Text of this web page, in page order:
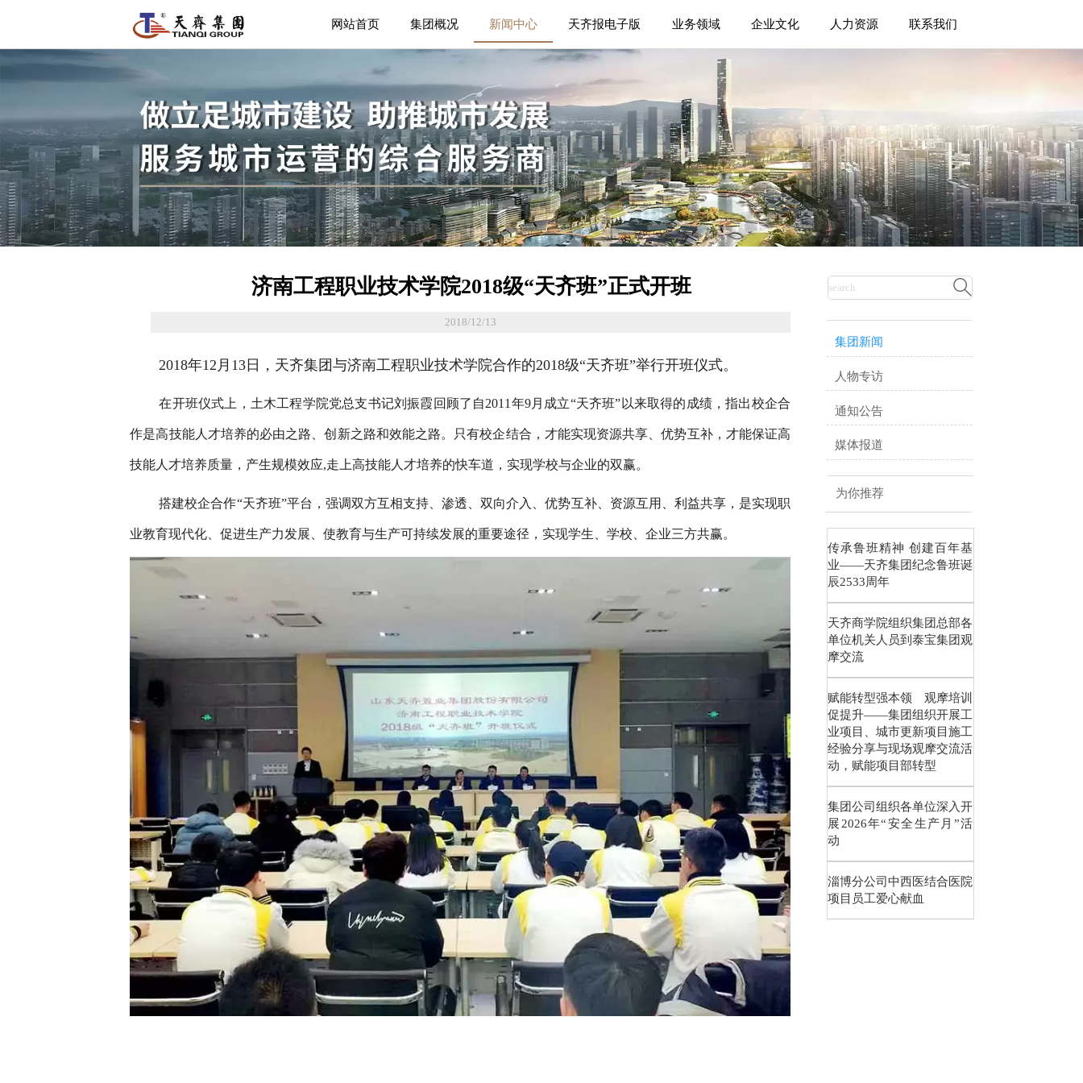
网站首页 集团概况 新闻中心 天齐报电子版 业务领域 企业文化 人力资源 联系我们
济南工程职业技术学院2018级“天齐班”正式开班
2018/12/13
2018年12月13日，天齐集团与济南工程职业技术学院合作的2018级“天齐班”举行开班仪式。
在开班仪式上，土木工程学院党总支书记刘振霞回顾了自2011年9月成立“天齐班”以来取得的成绩，指出校企合
作是高技能人才培养的必由之路、创新之路和效能之路。只有校企结合，才能实现资源共享、优势互补，才能保证高
技能人才培养质量，产生规模效应,走上高技能人才培养的快车道，实现学校与企业的双赢。
搭建校企合作“天齐班”平台，强调双方互相支持、渗透、双向介入、优势互补、资源互用、利益共享，是实现职
业教育现代化、促进生产力发展、使教育与生产可持续发展的重要途径，实现学生、学校、企业三方共赢。

集团新闻
人物专访
通知公告
媒体报道
为你推荐
传承鲁班精神 创建百年基
业——天齐集团纪念鲁班诞
辰2533周年
天齐商学院组织集团总部各
单位机关人员到泰宝集团观
摩交流
赋能转型强本领 观摩培训
促提升——集团组织开展工
业项目、城市更新项目施工
经验分享与现场观摩交流活
动，赋能项目部转型
集团公司组织各单位深入开
展2026年“安全生产月”活
动
淄博分公司中西医结合医院
项目员工爱心献血